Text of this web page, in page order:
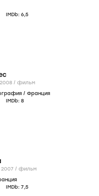
IMDb: 6,5
2008 / фильм
/ Франция
IMDb: 8
2007 / фильм
IMDb: 7,5